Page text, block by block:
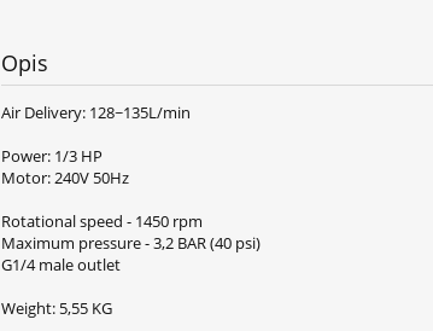
Opis
Air Delivery: 128~135L/min
Power: 1/3 HP
Motor: 240V 50Hz
Rotational speed - 1450 rpm
Maximum pressure - 3,2 BAR (40 psi)
G1/4 male outlet
Weight: 5,55 KG